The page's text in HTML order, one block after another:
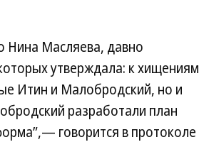
Нина Масляева, давно
утверждала: к хищениям
Итин и Малобродский, но и
разработали план
говорится в протоколе